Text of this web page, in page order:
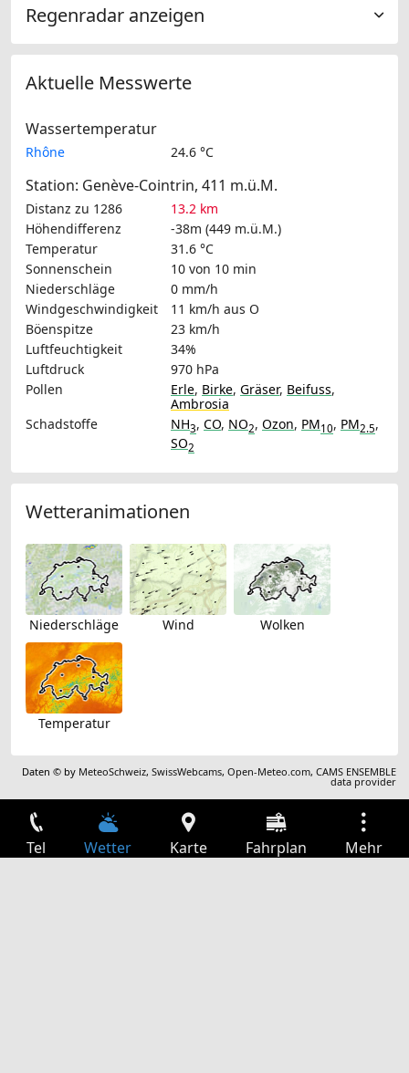
Regenradar anzeigen
Aktuelle Messwerte
Wassertemperatur
Rhône 24.6 °C
Station: Genève-Cointrin, 411 m.ü.M.
Distanz zu 1286
13.2 km
Höhendifferenz
-38m (449 m.ü.M.)
Temperatur
31.6 °C
Sonnenschein
10 von 10 min
Niederschläge
0 mm/h
Windgeschwindigkeit
11 km/h aus O
Böenspitze
23 km/h
Luftfeuchtigkeit
34%
Luftdruck
970 hPa
Pollen
Erle, Birke, Gräser, Beifuss,
Ambrosia
Schadstoffe
NH3, CO, NO2, Ozon, PM10, PM2.5,
SO2
Wetteranimationen
Niederschläge Wind Wolken
Temperatur
Daten © by MeteoSchweiz,SwissWebcams,Open-Meteo.com,CAMS ENSEMBLE
data provider
Tel Wetter Karte Fahrplan Mehr